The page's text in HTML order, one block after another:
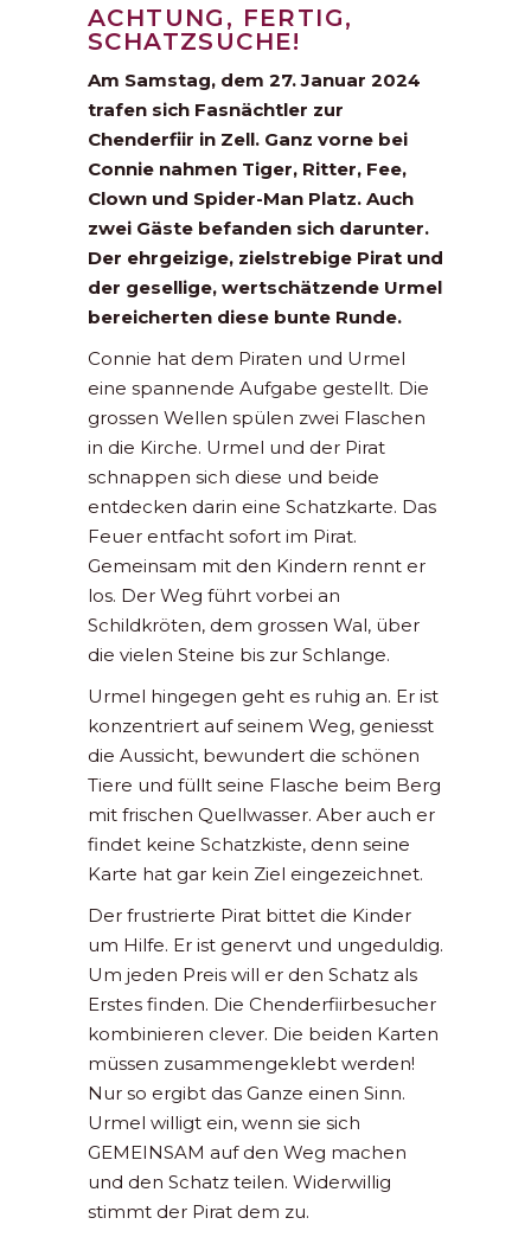
ACHTUNG, FERTIG,
SCHATZSUCHE!
Am Samstag, dem 27. Januar 2024
trafen sich Fasnächtler zur
Chenderfiir in Zell. Ganz vorne bei
Connie nahmen Tiger, Ritter, Fee,
Clown und Spider-Man Platz. Auch
zwei Gäste befanden sich darunter.
Der ehrgeizige, zielstrebige Pirat und
der gesellige, wertschätzende Urmel
bereicherten diese bunte Runde.
Connie hat dem Piraten und Urmel
eine spannende Aufgabe gestellt. Die
grossen Wellen spülen zwei Flaschen
in die Kirche. Urmel und der Pirat
schnappen sich diese und beide
entdecken darin eine Schatzkarte. Das
Feuer entfacht sofort im Pirat.
Gemeinsam mit den Kindern rennt er
los. Der Weg führt vorbei an
Schildkröten, dem grossen Wal, über
die vielen Steine bis zur Schlange.
Urmel hingegen geht es ruhig an. Er ist
konzentriert auf seinem Weg, geniesst
die Aussicht, bewundert die schönen
Tiere und füllt seine Flasche beim Berg
mit frischen Quellwasser. Aber auch er
findet keine Schatzkiste, denn seine
Karte hat gar kein Ziel eingezeichnet.
Der frustrierte Pirat bittet die Kinder
um Hilfe. Er ist genervt und ungeduldig.
Um jeden Preis will er den Schatz als
Erstes finden. Die Chenderfiirbesucher
kombinieren clever. Die beiden Karten
müssen zusammengeklebt werden!
Nur so ergibt das Ganze einen Sinn.
Urmel willigt ein, wenn sie sich
GEMEINSAM auf den Weg machen
und den Schatz teilen. Widerwillig
stimmt der Pirat dem zu.